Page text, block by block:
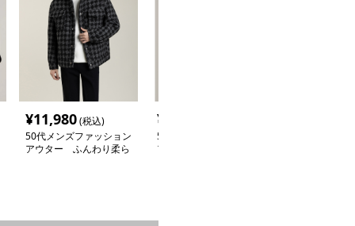
¥11,980(税込)
50代メンズファッション
アウター ふんわり柔ら
¥
50代メンズファッション
アウター なめらか上質